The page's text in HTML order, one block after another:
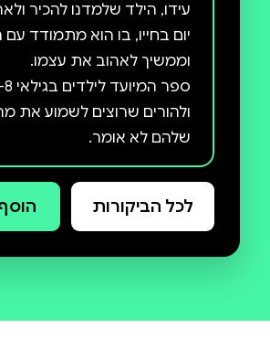
עידו, הילד שלמדנו להכיר
יום בחייו, בו הוא מתמודד
ספר המיועד
ולהורים שרוצים לשמוע את
ספר על קבלה, על אמפתיה
ספר על המקום שבו אנחנו
זה ממש נהדר.
לכל הביקורות